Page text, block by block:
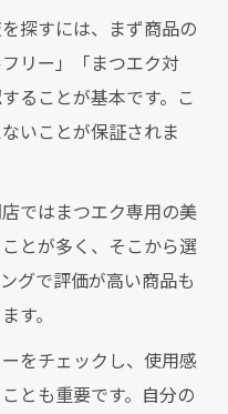
ッグストア美容液の
うドラッグストア
ドラッグストア美容
のドラッグストア
ク美容液の魅力と選
探すには、まず商品の
リー」「まつエク対
ることが基本です。こ
いことが保証されま
ではまつエク専用の美
とが多く、そこから選
グで評価が高い商品も
す。
をチェックし、使用感
とも重要です。自分の